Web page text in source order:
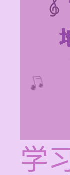
学